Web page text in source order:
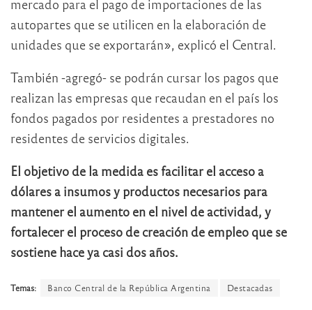
mercado para el pago de importaciones de las
autopartes que se utilicen en la elaboración de
unidades que se exportarán», explicó el Central.
También -agregó- se podrán cursar los pagos que
realizan las empresas que recaudan en el país los
fondos pagados por residentes a prestadores no
residentes de servicios digitales.
El objetivo de la medida es facilitar el acceso a
dólares a insumos y productos necesarios para
mantener el aumento en el nivel de actividad, y
fortalecer el proceso de creación de empleo que se
sostiene hace ya casi dos años.
Temas: Banco Central de la República Argentina Destacadas